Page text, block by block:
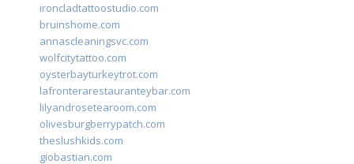
ironcladtattoostudio.com
bruinshome.com
annascleaningsvc.com
wolfcitytattoo.com
oysterbayturkeytrot.com
lafronterarestauranteybar.com
lilyandrosetearoom.com
olivesburgberrypatch.com
theslushkids.com
giobastian.com